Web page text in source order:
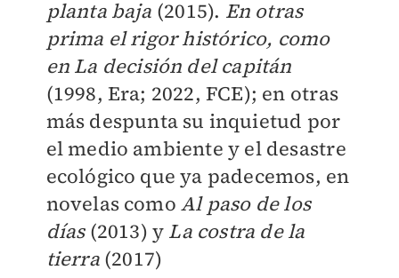
planta baja (2015). En otras
prima el rigor histórico, como
en La decisión del capitán
(1998, Era; 2022, FCE); en otras
más despunta su inquietud por
el medio ambiente y el desastre
ecológico que ya padecemos, en
novelas comoAl paso de los
días(2013) y La costra de la
tierra(2017)